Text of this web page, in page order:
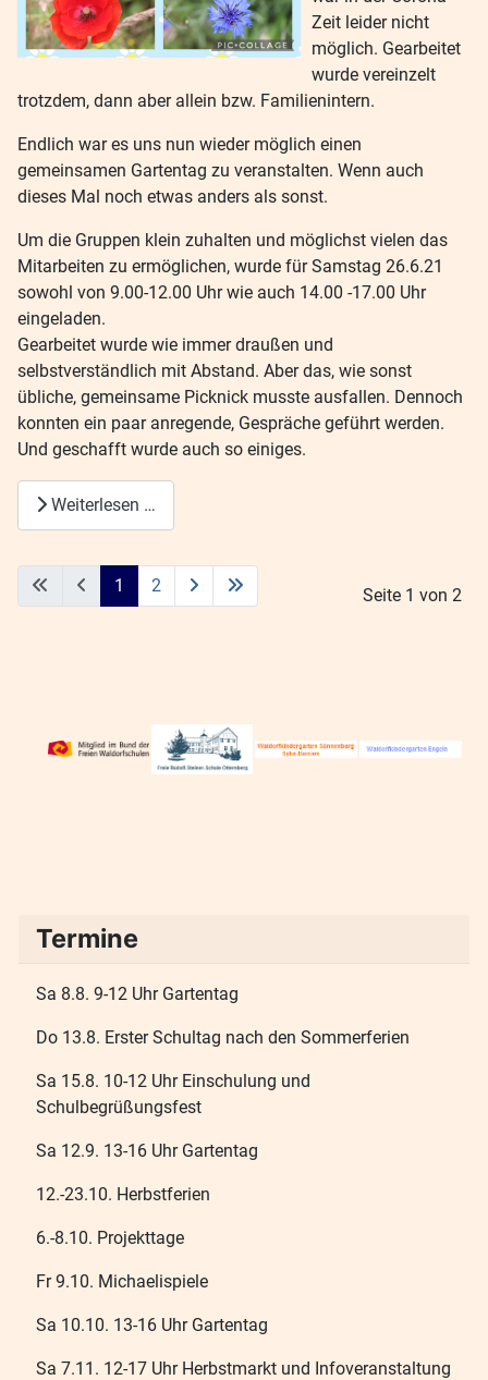
Zeit leider nicht
möglich. Gearbeitet
wurde vereinzelt
trotzdem, dann aber allein bzw. Familienintern.
Endlich war es uns nun wieder möglich einen
gemeinsamen Gartentag zu veranstalten. Wenn auch
dieses Mal noch etwas anders als sonst.
Um die Gruppen klein zuhalten und möglichst vielen das
Mitarbeiten zu ermöglichen, wurde für Samstag 26.6.21
sowohl von 9.00-12.00 Uhr wie auch 14.00 -17.00 Uhr
eingeladen.
Gearbeitet wurde wie immer draußen und
selbstverständlich mit Abstand. Aber das, wie sonst
übliche, gemeinsame Picknick musste ausfallen. Dennoch
konnten ein paar anregende, Gespräche geführt werden.
Und geschafft wurde auch so einiges.
Weiterlesen …
Seite 1 von 2
1 2
Termine
Sa 8.8. 9-12 Uhr Gartentag
Do 13.8. Erster Schultag nach den Sommerferien
Sa 15.8. 10-12 Uhr Einschulung und
Schulbegrüßungsfest
Sa 12.9. 13-16 Uhr Gartentag
12.-23.10. Herbstferien
6.-8.10. Projekttage
Fr 9.10. Michaelispiele
Sa 10.10. 13-16 Uhr Gartentag
Sa 7.11. 12-17 Uhr Herbstmarkt und Infoveranstaltung